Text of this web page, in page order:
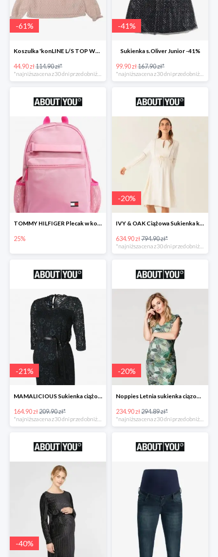
-61%
Koszulka 'konLINE L/S TOP WVN' KIDS ONLY -61%
44.90 zł114.90 zł*
-41%
Sukienka s.Oliver Junior -41%
99.90 zł167.90 zł*
TOMMY HILFIGER Plecak w kolorze różowym -25%
25%
-20%
IVY & OAK Ciążowa Sukienka koszulowa -20%
634.90 zł794.90 zł*
*najniższa cena z 30 dni przed obniżką
-21%
MAMALICIOUS Sukienka ciążowa -21%
164.90 zł209.90 zł*
-20%
Noppies Letnia sukienka ciązowa 'Belle' -20%
234.90 zł294.89 zł*
-40%